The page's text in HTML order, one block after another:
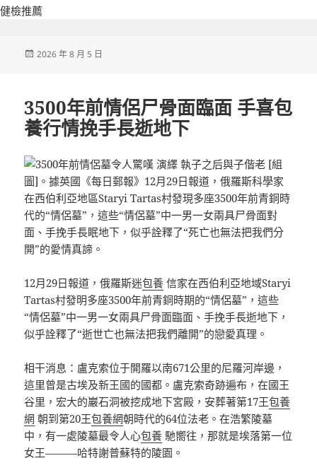
健檢推薦
發
2026 年 8 月 5 日
3500年前情侶尸骨面臨面 手喜包
養行情挽手長逝地下
12月29日報道，俄羅斯迷包養 信家在西伯利亞地域Staryi
Tartas村發明多座3500年前青銅時期的“情侶墓”，這些
“情侶墓”中一男一女兩具尸骨面臨面、手挽手長逝地下，
似乎詮釋了“逝世亡也無法把我們離開”的戀愛真理。
相干消息：盧克索位于開羅以南671公里的尼羅河岸邊，
這里曾是古埃及新王國的國都。盧克索奇跡遍布，在國王
谷里，宏大的巖石洞被挖成地下宮殿，安葬著第17王包養
網 朝到第20王包養網朝時代的64位法老。在浩繁陵墓
中，有一處陵墓最令人心包養 馳嚮往，那就是埃落第一位
女王———哈特謝普蘇特的陵園。